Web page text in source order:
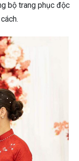
bộ trang phục độc